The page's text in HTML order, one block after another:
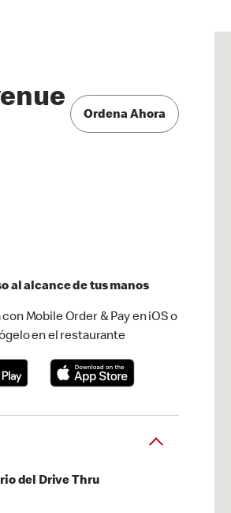
Ordena Ahora
al alcance de tus manos
Mobile Order & Pay en iOS o
en el restaurante
del Drive Thru